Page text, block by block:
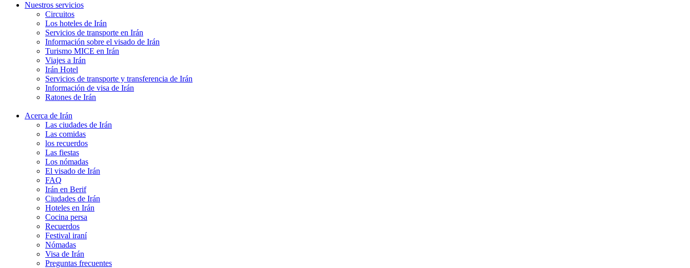
Nuestros servicios
Circuitos
Los hoteles de Irán
Servicios de transporte en Irán
Información sobre el visado de Irán
Turismo MICE en Irán
Viajes a Irán
Irán Hotel
Servicios de transporte y transferencia de Irán
Información de visa de Irán
Ratones de Irán
Acerca de Irán
Las ciudades de Irán
Las comidas
los recuerdos
Las fiestas
Los nómadas
El visado de Irán
FAQ
Irán en Berif
Ciudades de Irán
Hoteles en Irán
Cocina persa
Recuerdos
Festival iraní
Nómadas
Visa de Irán
Preguntas frecuentes